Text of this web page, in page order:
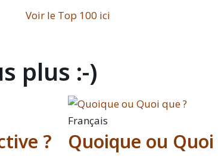
Voir le Top 100 ici
plus :-)
?
Français
Quoique ou Quoi